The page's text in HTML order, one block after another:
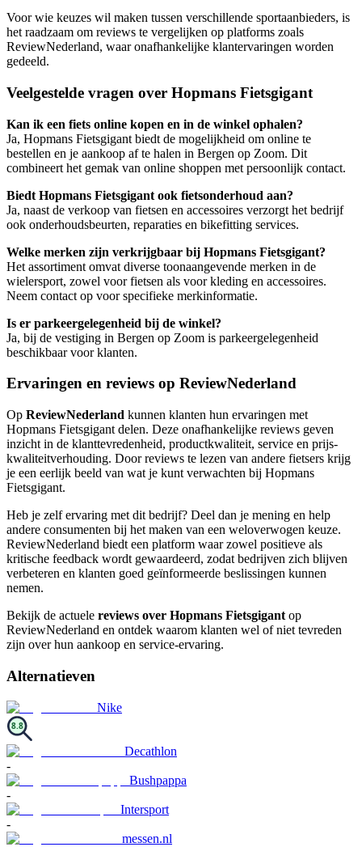
Voor wie keuzes wil maken tussen verschillende sportaanbieders, is
het raadzaam om reviews te vergelijken op platforms zoals
ReviewNederland, waar onafhankelijke klantervaringen worden
gedeeld.
Veelgestelde vragen over Hopmans Fietsgigant
Kan ik een fiets online kopen en in de winkel ophalen?
Ja, Hopmans Fietsgigant biedt de mogelijkheid om online te
bestellen en je aankoop af te halen in Bergen op Zoom. Dit
combineert het gemak van online shoppen met persoonlijk contact.
Biedt Hopmans Fietsgigant ook fietsonderhoud aan?
Ja, naast de verkoop van fietsen en accessoires verzorgt het bedrijf
ook onderhoudsbeurten, reparaties en bikefitting services.
Welke merken zijn verkrijgbaar bij Hopmans Fietsgigant?
Het assortiment omvat diverse toonaangevende merken in de
wielersport, zowel voor fietsen als voor kleding en accessoires.
Neem contact op voor specifieke merkinformatie.
Is er parkeergelegenheid bij de winkel?
Ja, bij de vestiging in Bergen op Zoom is parkeergelegenheid
beschikbaar voor klanten.
Ervaringen en reviews op ReviewNederland
Op ReviewNederland kunnen klanten hun ervaringen met
Hopmans Fietsgigant delen. Deze onafhankelijke reviews geven
inzicht in de klanttevredenheid, productkwaliteit, service en prijs-
kwaliteitverhouding. Door reviews te lezen van andere fietsers krijg
je een eerlijk beeld van wat je kunt verwachten bij Hopmans
Fietsgigant.
Heb je zelf ervaring met dit bedrijf? Deel dan je mening en help
andere consumenten bij het maken van een weloverwogen keuze.
ReviewNederland biedt een platform waar zowel positieve als
kritische feedback wordt gewaardeerd, zodat bedrijven zich blijven
verbeteren en klanten goed geïnformeerde beslissingen kunnen
nemen.
Bekijk de actuele reviews over Hopmans Fietsgigant op
ReviewNederland en ontdek waarom klanten wel of niet tevreden
zijn over hun aankoop en service-ervaring.
Alternatieven
Nike
8.8
Decathlon
-
Bushpappa
-
Intersport
-
messen.nl